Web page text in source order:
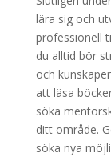
lära sig och
professionell
du alltid bör
och
att läsa
söka
ditt område.
söka nya